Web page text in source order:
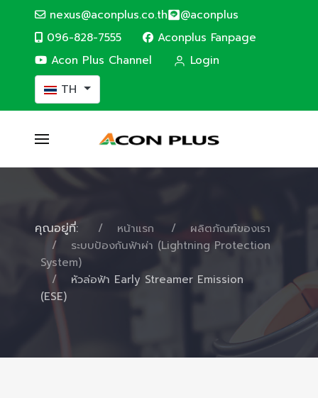
nexus@aconplus.co.th @aconplus
096-828-7555
Aconplus Fanpage
Acon Plus Channel
Login
เลือกภาษาของคุณ
TH
คุณอยู่ที่: หน้าแรก
ผลิตภัณฑ์ของเรา
ระบบป้องกันฟ้าผ่า (Lightning Protection
System)
หัวล่อฟ้า Early Streamer Emission
(ESE)